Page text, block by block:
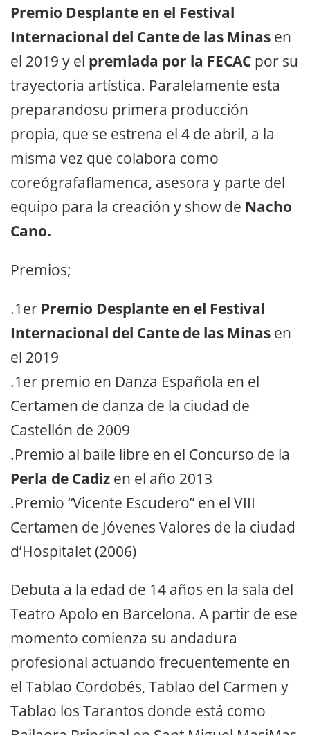
Premio Desplante en el Festival
Internacional del Cante de las Minas en
el 2019 y el premiada por la FECAC por su
trayectoria artística. Paralelamente esta
preparandosu primera producción
propia, que se estrena el 4 de abril, a la
misma vez que colabora como
coreógrafaflamenca, asesora y parte del
equipo para la creación y show de Nacho
Cano.
Premios;
.1er Premio Desplante en el Festival
Internacional del Cante de las Minas en
el 2019
.1er premio en Danza Española en el
Certamen de danza de la ciudad de
Castellón de 2009
.Premio al baile libre en el Concurso de la
Perla de Cadiz en el año 2013
.Premio “Vicente Escudero” en el VIII
Certamen de Jóvenes Valores de la ciudad
d’Hospitalet (2006)
Debuta a la edad de 14 años en la sala del
Teatro Apolo en Barcelona. A partir de ese
momento comienza su andadura
profesional actuando frecuentemente en
el Tablao Cordobés, Tablao del Carmen y
Tablao los Tarantos donde está como